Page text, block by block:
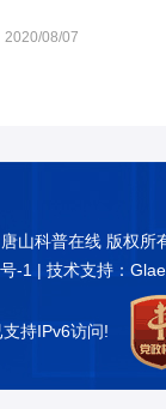
2020/08/07
山科普在线 版权所
-1 | 技术支持：
持IPv6访问!